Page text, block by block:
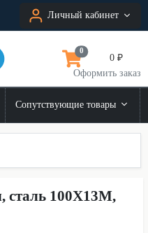
Личный кабинет
0
0 ₽
Оформить заказ
Сопутствующие товары
сталь 100Х13М,